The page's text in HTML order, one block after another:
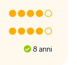
8 anni